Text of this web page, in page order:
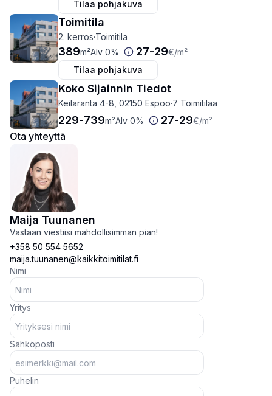
Tilaa pohjakuva
Toimitila
2. kerros·Toimitila
389m²Alv 0% 27-29€/m²
Tilaa pohjakuva
Koko Sijainnin Tiedot
Keilaranta 4-8, 02150 Espoo·7 Toimitilaa
229-739m²Alv 0% 27-29€/m²
Ota yhteyttä
Maija Tuunanen
Vastaan viestiisi mahdollisimman pian!
+358 50 554 5652
maija.tuunanen@kaikkitoimitilat.fi
Nimi
Yritys
Sähköposti
Puhelin